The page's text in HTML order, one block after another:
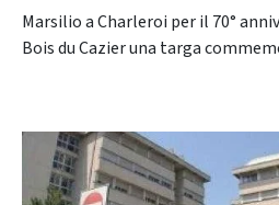
Marsilio a Charleroi per il 70°
Bois du Cazier una targa